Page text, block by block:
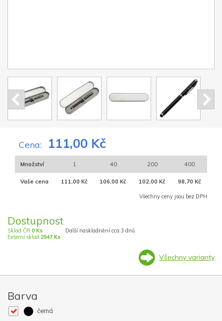
Cena: 111,00 Kč
Množství 1 40 200 400
Vaše cena 111,00 Kč 106,00 Kč 102,00 Kč 98,70 Kč
Všechny ceny jsou bez DPH
Dostupnost
Sklad ČR 0 Ks
Externí sklad 2947 Ks
Další naskladnění cca 3 dnů
Všechny varianty
Barva
černá